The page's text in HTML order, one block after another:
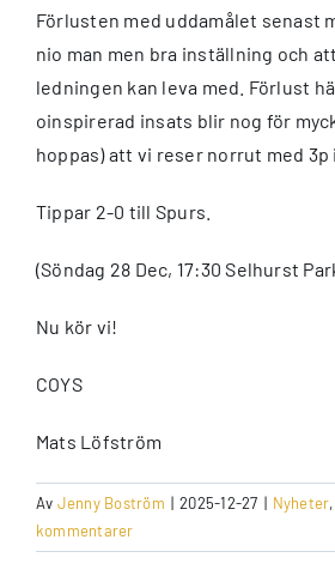
Förlusten med uddamålet senast
nio man men bra inställning och
ledningen kan leva med. Förlust
oinspirerad insats blir nog för
hoppas) att vi reser norrut med 3p
Tippar 2-0 till Spurs.
(Söndag 28 Dec, 17:30 Selhurst
Nu kör vi!
COYS
Mats Löfström
Av Jenny Boström | 2025-12-27 | Nyheter,
kommentarer